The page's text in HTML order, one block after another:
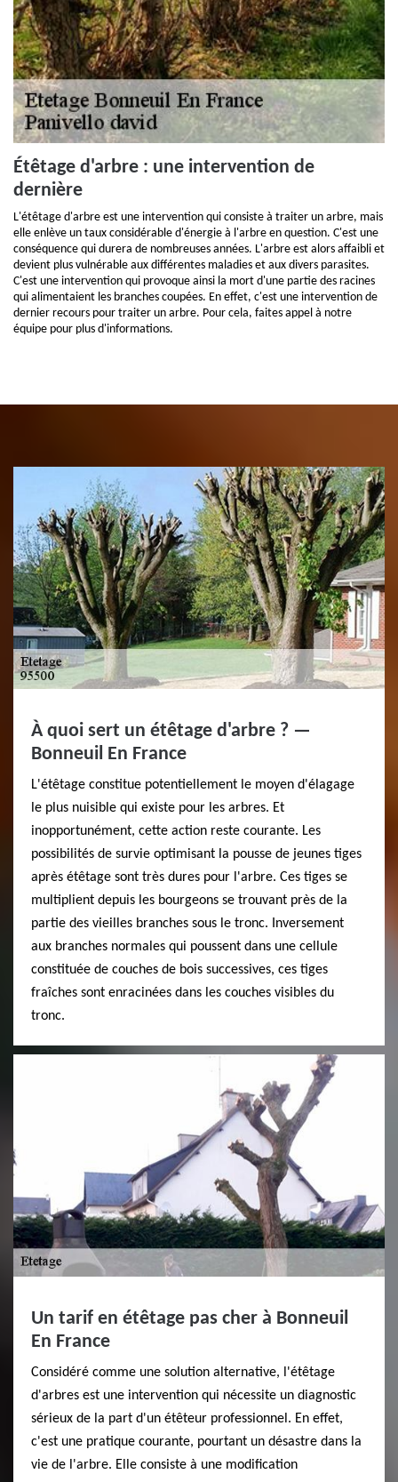
Étêtage d'arbre : une intervention de
dernière
L'étêtage d'arbre est une intervention qui consiste à traiter un arbre, mais
elle enlève un taux considérable d'énergie à l'arbre en question. C'est une
conséquence qui durera de nombreuses années. L'arbre est alors affaibli et
devient plus vulnérable aux différentes maladies et aux divers parasites.
C'est une intervention qui provoque ainsi la mort d'une partie des racines
qui alimentaient les branches coupées. En effet, c'est une intervention de
dernier recours pour traiter un arbre. Pour cela, faites appel à notre
équipe pour plus d'informations.
À quoi sert un étêtage d'arbre ? —
Bonneuil En France
L'étêtage constitue potentiellement le moyen d'élagage
le plus nuisible qui existe pour les arbres. Et
inopportunément, cette action reste courante. Les
possibilités de survie optimisant la pousse de jeunes tiges
après étêtage sont très dures pour l'arbre. Ces tiges se
multiplient depuis les bourgeons se trouvant près de la
partie des vieilles branches sous le tronc. Inversement
aux branches normales qui poussent dans une cellule
constituée de couches de bois successives, ces tiges
fraîches sont enracinées dans les couches visibles du
tronc.
Un tarif en étêtage pas cher à Bonneuil
En France
Considéré comme une solution alternative, l'étêtage
d'arbres est une intervention qui nécessite un diagnostic
sérieux de la part d'un étêteur professionnel. En effet,
c'est une pratique courante, pourtant un désastre dans la
vie de l'arbre. Elle consiste à une modification